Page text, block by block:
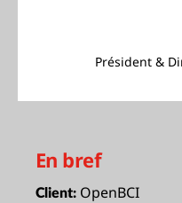
Président &
En bref
Client: OpenBCI